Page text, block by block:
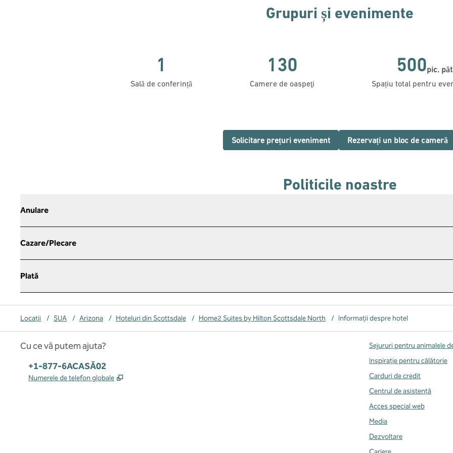
Grupuri și evenimente
1
Sală de conferință
130
Camere de oaspeţi
500pic.
Picioare pătrate
Spațiu total pentru
Solicitare prețuri eveniment, Deschide o filă nouă
Rezervați un bloc de cameră
Politicile noastre
Anulare
Cazare/Plecare
Plată
Locații / SUA / Arizona / Hoteluri din Scottsdale / Home2 Suites by Hilton Scottsdale North / Informații despre hotel
Cu ce vă putem ajuta?
Telefon:
+1-877-6ACASĂ02
Numerele de telefon globale ,
Sejururi pentru animalele
Inspirație pentru călătorie
Carduri de credit
Centrul de asistență
Acces special web
Media
Dezvoltare